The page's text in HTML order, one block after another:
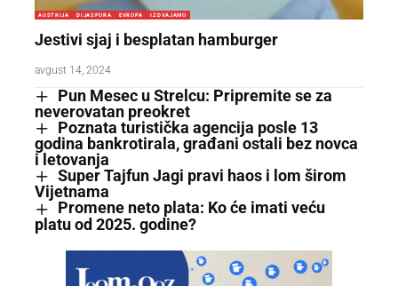
AUSTRIJA DIJASPORA EVROPA IZDVAJAMO
Jestivi sjaj i besplatan hamburger
avgust 14, 2024
Pun Mesec u Strelcu: Pripremite se za
neverovatan preokret
Poznata turistička agencija posle 13
godina bankrotirala, građani ostali bez novca
i letovanja
Super Tajfun Jagi pravi haos i lom širom
Vijetnama
Promene neto plata: Ko će imati veću
platu od 2025. godine?